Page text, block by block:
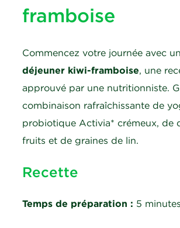
framboise
Commencez votre journée avec un
déjeuner kiwi-framboise, une
approuvé par une nutritionniste.
combinaison rafraîchissante de
probiotique Activia* crémeux, de
fruits et de graines de lin.
Recette
Temps de préparation : 5 minutes